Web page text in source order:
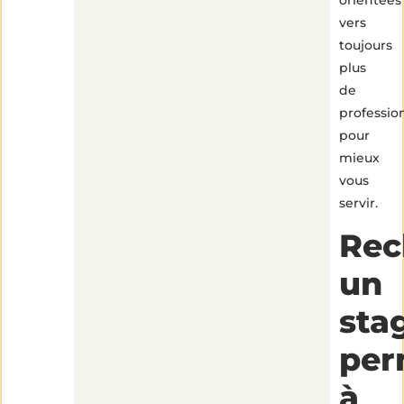
vers
toujours
plus
de
pour
mieux
vous
servir.
un